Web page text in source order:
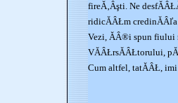
fireĂ‚Âşti. Ne
ridicĂÂŁm
Vezi, ĂÂ®i spun fiului
VĂÂŁrsĂÂŁtorului,
Cum altfel, tatĂÂŁ,